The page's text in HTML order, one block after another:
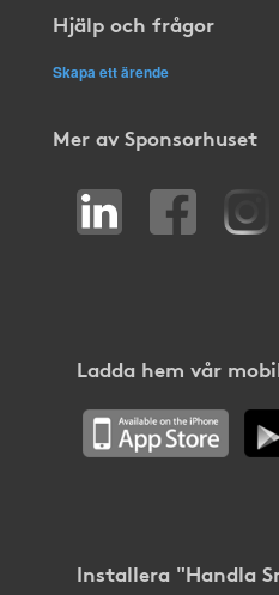
Hjälp och frågor
Skapa ett ärende
Mer av Sponsorhuset
Ladda hem vår
Installera "Handla